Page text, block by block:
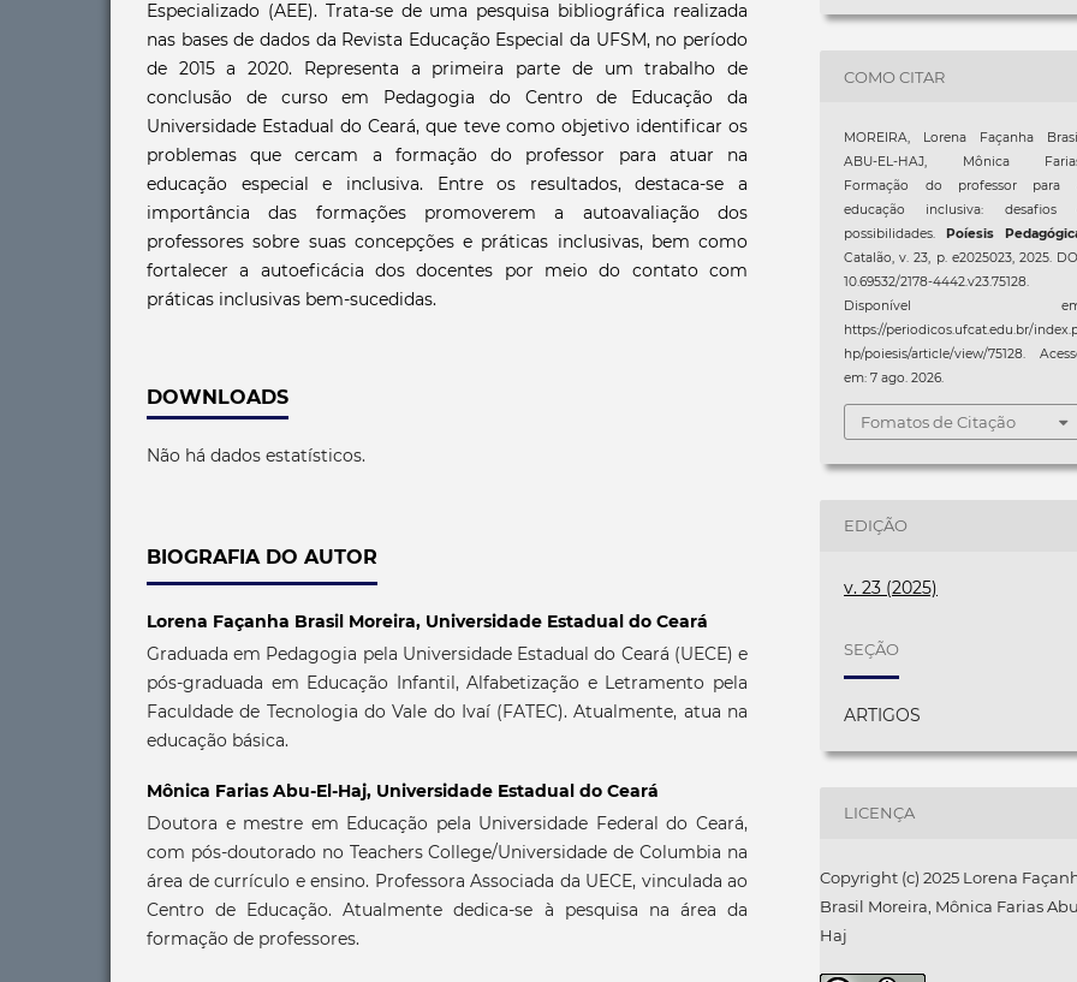
Especializado (AEE). Trata-se de uma pesquisa bibliográfica realizada
nas bases de dados da Revista Educação Especial da UFSM, no período
de 2015 a 2020. Representa a primeira parte de um trabalho de
conclusão de curso em Pedagogia do Centro de Educação da
Universidade Estadual do Ceará, que teve como objetivo identificar os
problemas que cercam a formação do professor para atuar na
educação especial e inclusiva. Entre os resultados, destaca-se a
importância das formações promoverem a autoavaliação dos
professores sobre suas concepções e práticas inclusivas, bem como
fortalecer a autoeficácia dos docentes por meio do contato com
práticas inclusivas bem-sucedidas.
DOWNLOADS
Não há dados estatísticos.
BIOGRAFIA DO AUTOR
Lorena Façanha Brasil Moreira, Universidade Estadual do Ceará
Graduada em Pedagogia pela Universidade Estadual do Ceará (UECE) e
pós-graduada em Educação Infantil, Alfabetização e Letramento pela
Faculdade de Tecnologia do Vale do Ivaí (FATEC). Atualmente, atua na
educação básica.
Mônica Farias Abu-El-Haj, Universidade Estadual do Ceará
Doutora e mestre em Educação pela Universidade Federal do Ceará,
com pós-doutorado no Teachers College/Universidade de Columbia na
área de currículo e ensino. Professora Associada da UECE, vinculada ao
Centro de Educação. Atualmente dedica-se à pesquisa na área da
formação de professores.
COMO CITAR
MOREIRA, Lorena Façanha
ABU-EL-HAJ, Mônica
Formação do professor para
educação inclusiva: desafios
possibilidades.
Poíesis
Catalão, v. 23, p. e2025023, 2025.
10.69532/2178-4442.v23.75128.
Disponível
https://periodicos.ufcat.edu.br/
hp/poiesis/article/view/75128.
em: 7 ago. 2026.
Fomatos de Citação
EDIÇÃO
v. 23 (2025)
SEÇÃO
ARTIGOS
LICENÇA
Copyright (c) 2025 Lorena
Brasil Moreira, Mônica Farias
Haj